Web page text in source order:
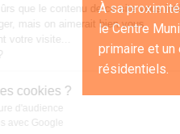
À sa
le Centre
primaire et
résidentiels.
On a attendu d'être sûrs que
avant de vous déranger, mais
accompagner pendant votre
C'est OK pour vous ?
À quoi servent ces
Statistiques et mesure
Partage de données avec